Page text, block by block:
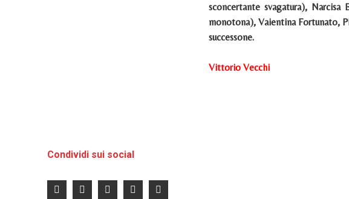
sconcertante svagatura),
monotona), Vaientina Fortunato,
successone.
Vittorio Vecchi
Condividi sui social